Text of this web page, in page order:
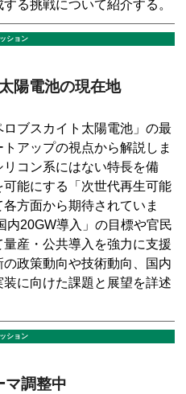
る挑戦について紹介する。
ション
陽電池の現在地
ブスカイト太陽電池」の最
アップの視点から解説しま
コン系にはない特長を備
能にする「次世代再生可能
方面から期待されていま
内20GW導入」の目標や官民
産・公共導入を強力に支援
政策動向や技術動向、国内
に向けた課題と展望を詳述
ション
マ調整中